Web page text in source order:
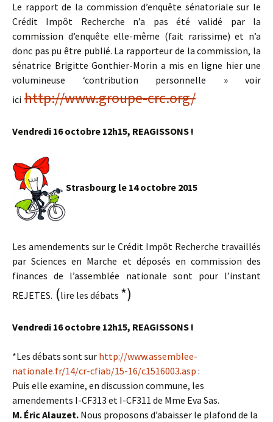
Le rapport de la commission d’enquête sénatoriale sur le
Crédit Impôt Recherche n’a pas été validé par la
commission d’enquête elle-même (fait rarissime) et n’a
donc pas pu être publié. La rapporteur de la commission, la
sénatrice Brigitte Gonthier-Morin a mis en ligne hier une
volumineuse ‘contribution personnelle » voir
ici http://www.groupe-crc.org/
Vendredi 16 octobre 12h15, REAGISSONS !
Strasbourg le 14 octobre 2015
Les amendements sur le Crédit Impôt Recherche travaillés
par Sciences en Marche et déposés en commission des
finances de l’assemblée nationale sont pour l’instant
REJETES. (lire les débats *)
Vendredi 16 octobre 12h15, REAGISSONS !
*Les débats sont sur http://www.assemblee-
nationale.fr/14/cr-cfiab/15-16/c1516003.asp :
Puis elle examine, en discussion commune, les
amendements I-CF313 et I-CF311 de Mme Eva Sas.
M. Éric Alauzet. Nous proposons d’abaisser le plafond de la